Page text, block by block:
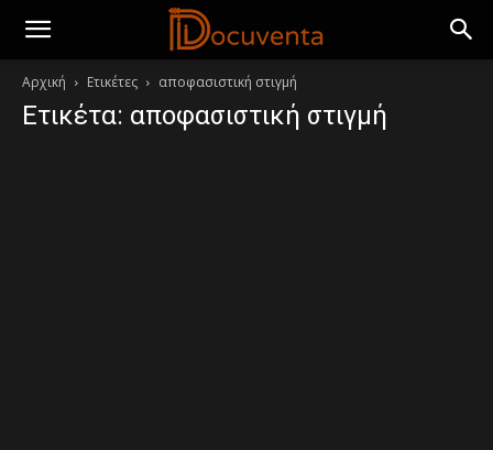
Αρχική Ετικέτες αποφασιστική στιγμή
Ετικέτα: αποφασιστική στιγμή